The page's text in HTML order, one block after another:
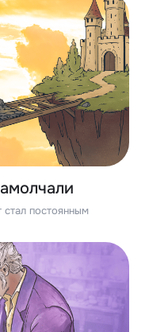
стал постоянным